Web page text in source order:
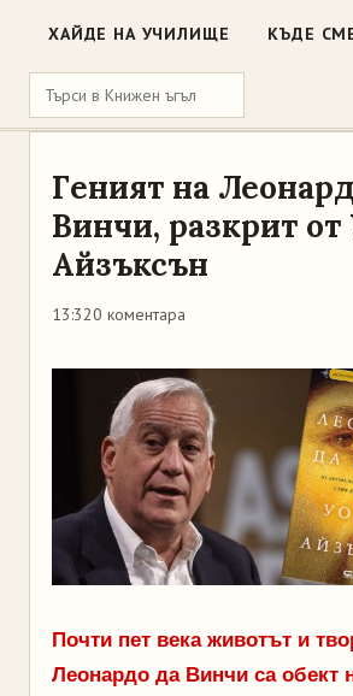
ХАЙДЕ НА УЧИЛИЩЕ КЪДЕ
Геният на
Винчи, разкрит
Айзъксън
13:320 коментара
Почти пет века животът и
Леонардо да Винчи са обект